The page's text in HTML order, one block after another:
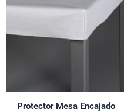
Protector Mesa Encajado
tiene
múltiples
variantes.
pueden
elegir